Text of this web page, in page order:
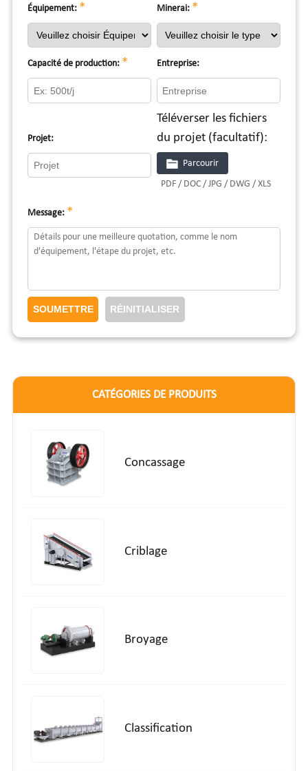
Équipement: * Minerai: *
Capacité de production: * Entreprise:
Projet:
Téléverser les fichiers
du projet (facultatif):
Parcourir
PDF / DOC / JPG / DWG / XLS
Message: *
CATÉGORIES DE PRODUITS
Concassage
Criblage
Broyage
Classification